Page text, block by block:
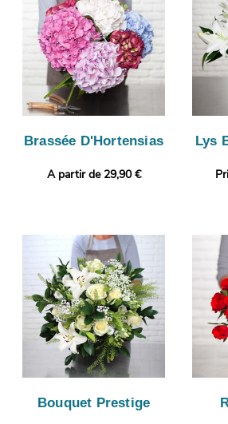
Brassée D'Hortensias
A partir de 29,90 €
Lys
Bouquet Prestige